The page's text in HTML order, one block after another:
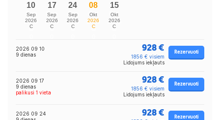
2026 09 10
9 dienas
928 €
1856 € visiem
Lidojums iekļauts
Rezervuoti
2026 09 17
9 dienas
palikusi 1 vieta
928 €
1856 € visiem
Lidojums iekļauts
Rezervuoti
2026 09 24
928 € Rezervuoti